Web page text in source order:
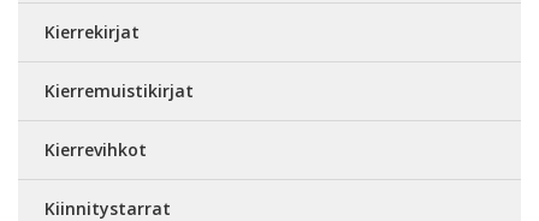
Kierrekirjat
Kierremuistikirjat
Kierrevihkot
Kiinnitystarrat